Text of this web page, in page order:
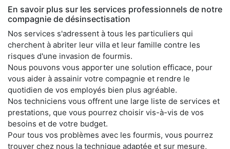
En savoir plus sur les services professionnels de notre
compagnie de désinsectisation
Nos services s'adressent à tous les particuliers qui
cherchent à abriter leur villa et leur famille contre les
risques d'une invasion de fourmis.
Nous pouvons vous apporter une solution efficace, pour
vous aider à assainir votre compagnie et rendre le
quotidien de vos employés bien plus agréable.
Nos techniciens vous offrent une large liste de services et
prestations, que vous pourrez choisir vis-à-vis de vos
besoins et de votre budget.
Pour tous vos problèmes avec les fourmis, vous pourrez
trouver chez nous la technique adaptée et sur mesure,